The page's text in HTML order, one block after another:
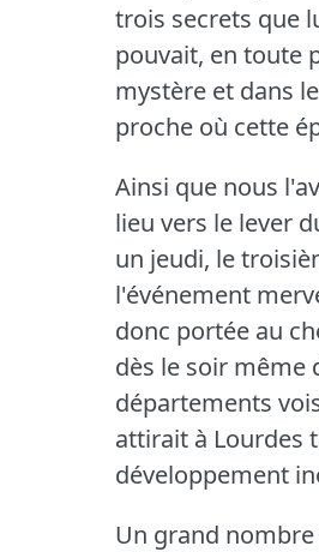
trois secrets que
pouvait, en toute
mystère et dans
proche où cette
Ainsi que nous
lieu vers le lever
un jeudi, le
l'événement
donc portée au
dès le soir même
départements
attirait à Lourdes
développement
Un grand